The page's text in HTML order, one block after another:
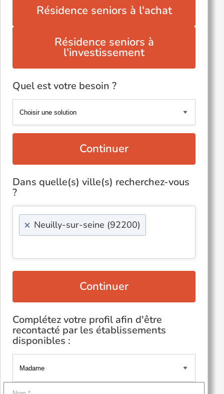
Résidence seniors à l'achat
Résidence seniors à
l'investissement
Quel est votre besoin ?
Continuer
Dans quelle(s) ville(s) recherchez-vous
?
× Neuilly-sur-seine (92200)
Continuer
Complétez votre profil afin d'être
recontacté par les établissements
disponibles :